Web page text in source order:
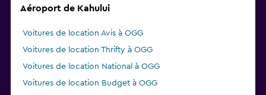
Aéroport de Kahului
Voitures de location Avis à OGG
Voitures de location Thrifty à OGG
Voitures de location National à OGG
Voitures de location Budget à OGG